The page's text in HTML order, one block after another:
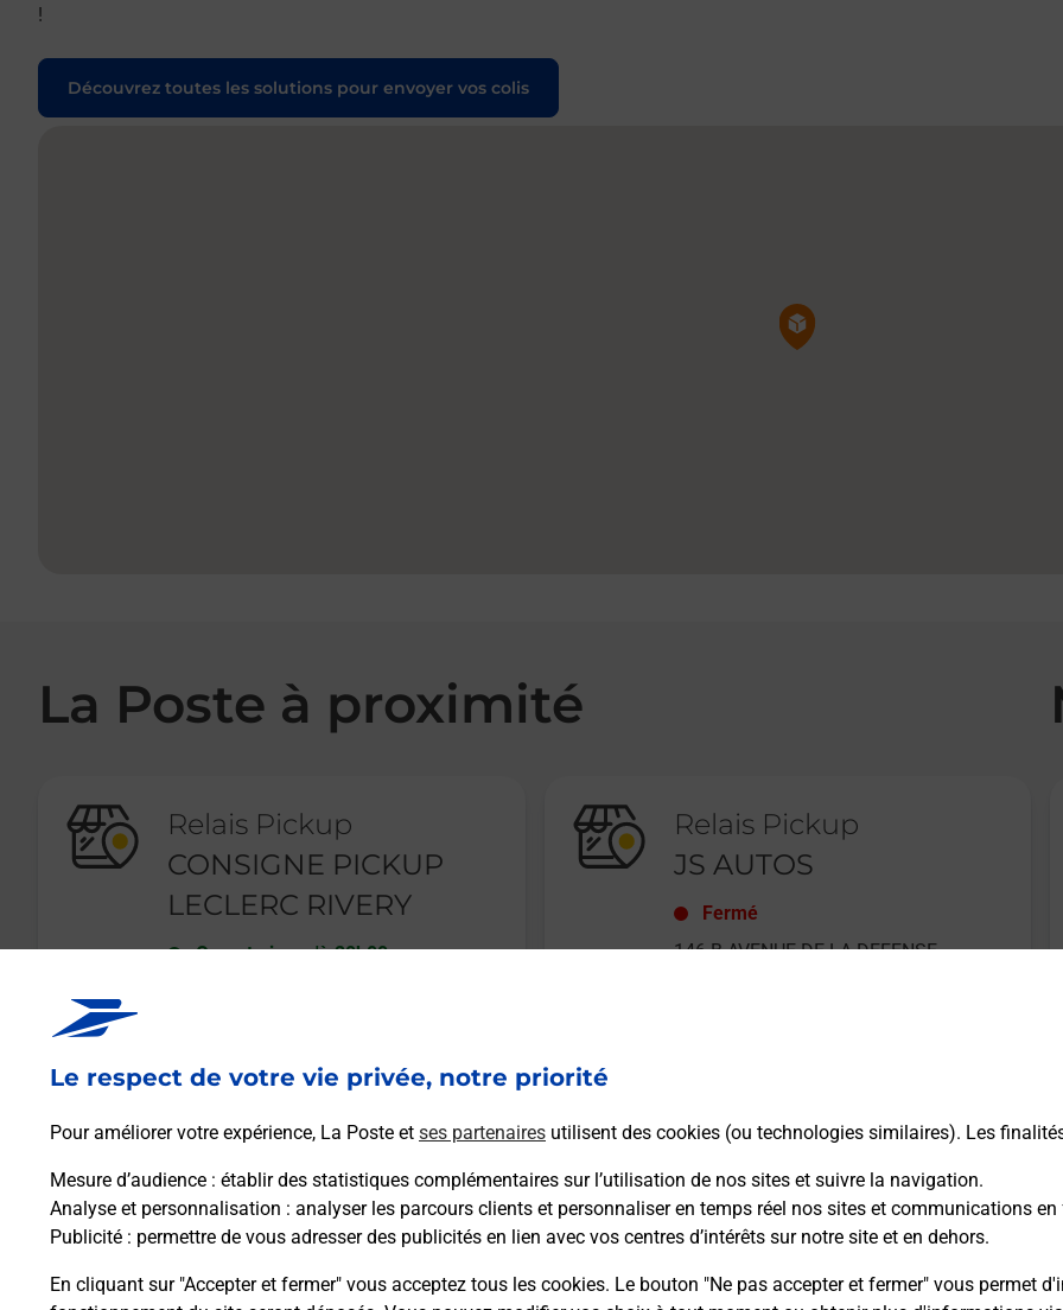
Le respect de votre vie privée, notre priorité
Pour améliorer votre expérience, La Poste et ses partenaires utilisent des cookies (ou technologies similaires). Les
Mesure d’audience : établir des statistiques complémentaires sur l’utilisation de nos sites et suivre la navigation.
Analyse et personnalisation : analyser les parcours clients et personnaliser en temps réel nos sites et communications
Publicité : permettre de vous adresser des publicités en lien avec vos centres d’intérêts sur notre site et en dehors.
En cliquant sur "Accepter et fermer" vous acceptez tous les cookies. Le bouton "Ne pas accepter et fermer" vous permet
!
Découvrez toutes les solutions pour envoyer vos colis
Pin de la carte
La Poste à proximité
Relais Pickup
CONSIGNE PICKUP
LECLERC RIVERY
Ouvert-jusqu'à 20h00
En savoir plus
Relais Pickup
JS AUTOS
Fermé
146 B AVENUE DE LA DEFENSE